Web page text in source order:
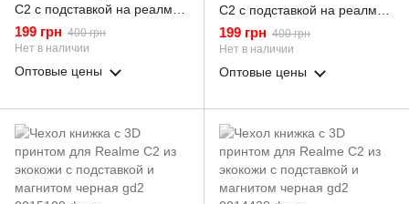
C2 с подставкой на реалми
с2 красная gd1
199 грн 400 грн
Нет в наличии
Оптовые цены
C2 с подставкой на реалми
с2 золотая gd1
199 грн 400 грн
Нет в наличии
Оптовые цены